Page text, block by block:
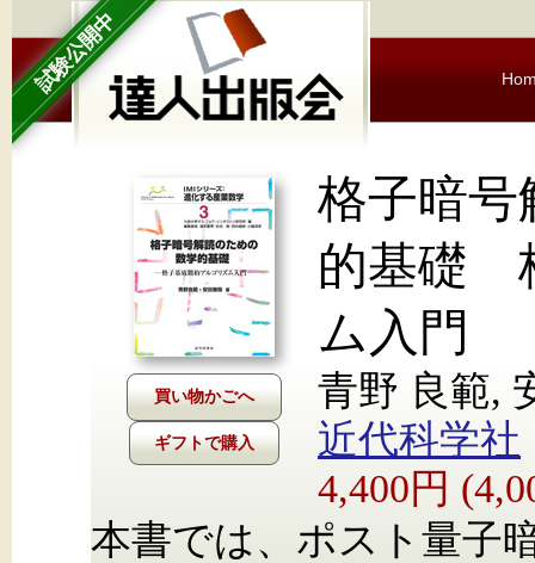
試験公開中
ギフトで購入
格子暗号
的基礎
ム入門
青野 良範,
近代科学社
4,400円
本書では、ポスト量子